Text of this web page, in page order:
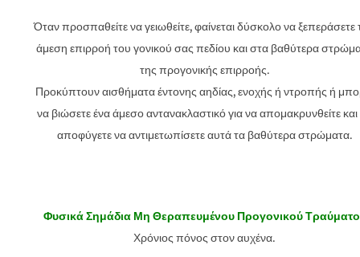
Όταν προσπαθείτε να γειωθείτε, φαίνεται δύσκολο να ξεπεράσετε
άμεση επιρροή του γονικού σας πεδίου και στα βαθύτερα
της προγονικής επιρροής.
Προκύπτουν αισθήματα έντονης αηδίας, ενοχής ή ντροπής ή
να βιώσετε ένα άμεσο αντανακλαστικό για να απομακρυνθείτε και
αποφύγετε να αντιμετωπίσετε αυτά τα βαθύτερα στρώματα.
Φυσικά Σημάδια Μη Θεραπευμένου Προγονικού
Χρόνιος πόνος στον αυχένα.